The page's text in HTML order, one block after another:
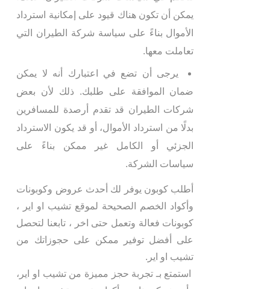
يمكن أن تكون هناك قيود على إمكانية استرداد
الأموال بناءً على سياسة شركة الطيران التي
تعاملت معها.
يرجى أن تضع في اعتبارك أنه لا يمكن
ضمان الموافقة على طلبك. ذلك لأن بعض
شركات الطيران قد تقدم أرصدة للمسافرين
بدلًا من استرداد الأموال، أو قد يكون الاسترداد
الجزئي أو الكامل غير ممكن بناءً على
سياسات الشركة.
أطلب كوبون يوفر لك أحدث عروض وكوبونات
وأكواد الخصم الصحيحة لموقع تشيب او اير ،
كوبونات فعالة وتعمل حتى اخر ، تابعنا لتحصل
على أفضل توفير ممكن على حجوزاتك من
تشيب او اير.
استمتع بـ تجربة حجز مميزة من تشيب او اير،